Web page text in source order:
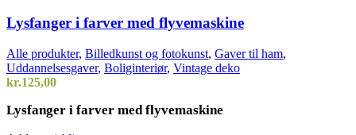
kan
vælges
på
varesiden
Lysfanger i farver med flyvemaskine
Alle produkter, Billedkunst og fotokunst, Gaver til ham,
Uddannelsesgaver, Boliginteriør, Vintage deko
kr.125,00
Lysfanger i farver med flyvemaskine